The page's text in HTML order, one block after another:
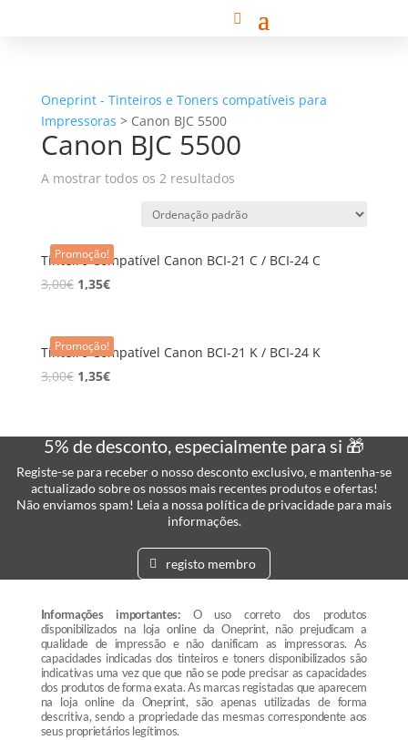
Oneprint - Tinteiros e Toners compatíveis para
Impressoras > Canon BJC 5500
Canon BJC 5500
A mostrar todos os 2 resultados
Promoção!
Tinteiro Compatível Canon BCI-21 C / BCI-24 C
3,00€ 1,35€
Promoção!
Tinteiro Compatível Canon BCI-21 K / BCI-24 K
3,00€ 1,35€
5% de desconto, especialmente para si 🎁
Registe-se para receber o nosso desconto exclusivo, e mantenha-se
actualizado sobre os nossos mais recentes produtos e ofertas!
Não enviamos spam! Leia a nossa política de privacidade para mais
informações.
registo membro
Informações importantes: O uso correto dos produtos
disponibilizados na loja online da Oneprint, não prejudicam a
qualidade de impressão e não danificam as impressoras. As
capacidades indicadas dos tinteiros e toners disponibilizados são
indicativas uma vez que que não se pode precisar as capacidades
dos produtos de forma exata. As marcas registadas que aparecem
na loja online da Oneprint, são apenas utilizadas de forma
descritiva, sendo a propriedade das mesmas correspondente aos
seus proprietários legítimos.